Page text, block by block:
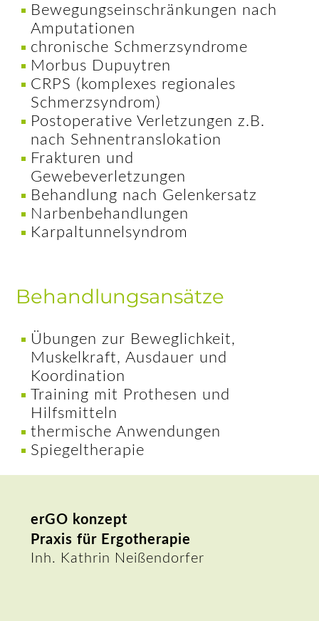
Bewegungseinschränkungen nach
Amputationen
chronische Schmerzsyndrome
Morbus Dupuytren
CRPS (komplexes regionales
Schmerzsyndrom)
Postoperative Verletzungen z.B.
nach Sehnentranslokation
Frakturen und
Gewebeverletzungen
Behandlung nach Gelenkersatz
Narbenbehandlungen
Karpaltunnelsyndrom
Behandlungsansätze
Übungen zur Beweglichkeit,
Muskelkraft, Ausdauer und
Koordination
Training mit Prothesen und
Hilfsmitteln
thermische Anwendungen
Spiegeltherapie
erGO konzept
Praxis für Ergotherapie
Inh. Kathrin Neißendorfer